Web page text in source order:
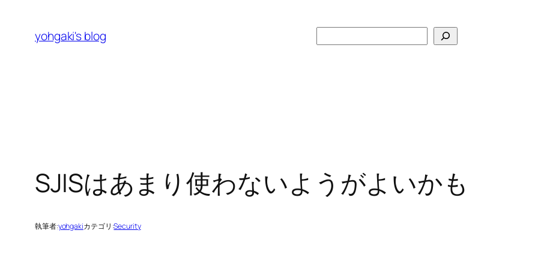
yohgaki's blog
索
SJISはあまり使わないようがよいかも
執筆者:yohgakiカテゴリ:Security